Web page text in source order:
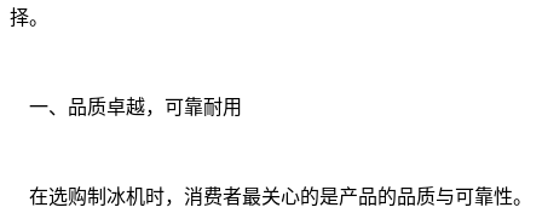
择。
一、品质卓越，可靠耐用
在选购制冰机时，消费者最关心的是产品的品质与可靠性。